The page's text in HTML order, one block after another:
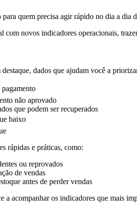
quem precisa agir rápido no dia a dia
novos indicadores operacionais,
dados que ajudam você a
pagamento
não aprovado
que podem ser recuperados
baixo
rápidas e práticas, como:
ou reprovados
de vendas
antes de perder vendas
a acompanhar os indicadores que mais